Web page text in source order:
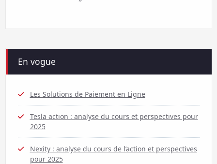
En vogue
Les Solutions de Paiement en Ligne
Tesla action : analyse du cours et perspectives pour
2025
Nexity : analyse du cours de l’action et perspectives
pour 2025